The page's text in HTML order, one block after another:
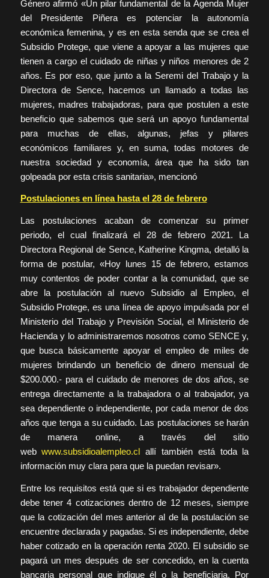
Género afirmó «Un pilar fundamental de la Agenda Mujer
del Presidente Piñera es potenciar la autonomía
económica femenina, y es en esta senda que se crea el
Subsidio Protege, que viene a apoyar a las mujeres que
tienen a cargo el cuidado de niñas y niños menores de 2
años. Es por eso, que junto a la Seremi del Trabajo y la
Directora de Sence, hacemos un llamado a todas las
mujeres, madres trabajadoras, para que postulen a este
beneficio que sabemos que será un apoyo fundamental
para muchas de ellas, algunas, jefas y pilares
económicos familiares y, en suma, todas motores de
nuestra sociedad y economía, área que ha sido tan
golpeada por esta crisis sanitaria», mencionó
Postulaciones en línea hasta el 28 de febrero
Las postulaciones acaban de comenzar su primer
periodo, el cual finalizará el 28 de febrero 2021. La
Directora Regional de Sence, Katherine Kingma, detalló la
forma de postular, «Hoy lunes 15 de febrero, estamos
muy contentos de poder contar a la comunidad, que se
abre la postulación al nuevo Subsidio al Empleo, el
Subsidio Protege, es una línea de apoyo impulsada por el
Ministerio del Trabajo y Previsión Social, el Ministerio de
Hacienda y lo administraremos nosotros como SENCE y,
que busca básicamente apoyar el empleo de miles de
mujeres brindando un beneficio de dinero mensual de
$200.000.- para el cuidado de menores de dos años, se
entrega directamente a la trabajadora o al trabajador, ya
sea dependiente o independiente, por cada menor de dos
años que tenga a su cuidado. Las postulaciones se harán
de manera online, a través del sitio
webwww.subsidioalempleo.cl allí también está toda la
información muy clara para que la puedan revisar».
Entre los requisitos está que si es trabajador dependiente
debe tener 4 cotizaciones dentro de 12 meses, siempre
que la cotización del mes anterior al de la postulación se
encuentre declarada y pagadas. Si es independiente, debe
haber cotizado en la operación renta 2020. El subsidio se
pagará un mes después de ser concedido, en la cuenta
bancaria personal que indique él o la beneficiaria. Por